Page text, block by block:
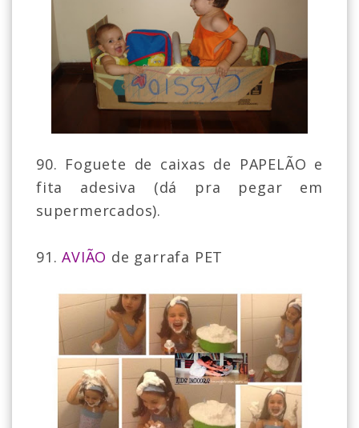
90. Foguete de caixas de PAPELÃO e
fita adesiva (dá pra pegar em
supermercados).
91.AVIÃO de garrafa PET